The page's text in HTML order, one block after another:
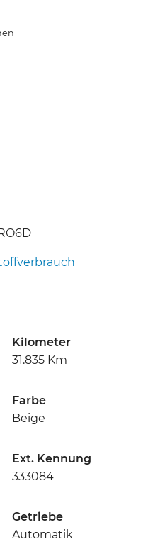
Kilometer
31.835 Km
Farbe
Beige
Ext. Kennung
333084
Getriebe
Automatik